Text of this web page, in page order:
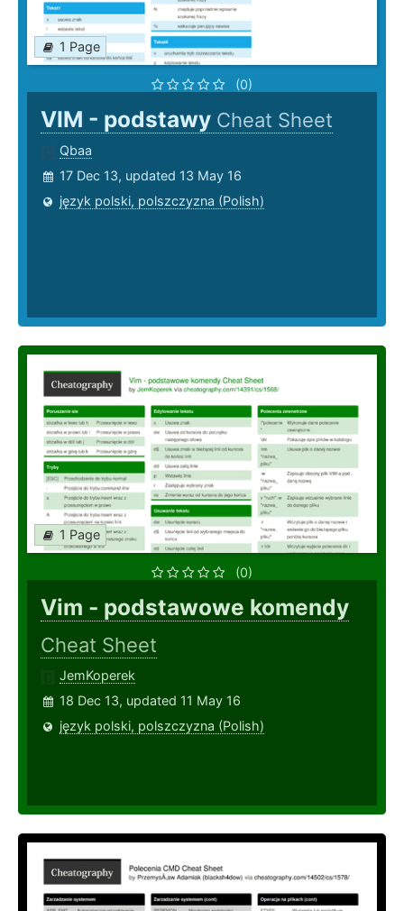
1 Page
(0)
VIM - podstawy Cheat Sheet
Qbaa
17 Dec 13, updated 13 May 16
język polski, polszczyzna (Polish)
1 Page
(0)
Vim - podstawowe komendy
Cheat Sheet
JemKoperek
18 Dec 13, updated 11 May 16
język polski, polszczyzna (Polish)